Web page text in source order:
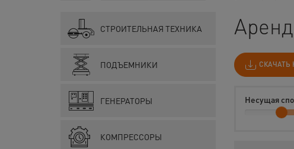
СТРОИТЕЛЬНАЯ ТЕХНИКА
ПОДЪЕМНИКИ
ГЕНЕРАТОРЫ
КОМПРЕССОРЫ
СКАЧАТЬ
Несущая